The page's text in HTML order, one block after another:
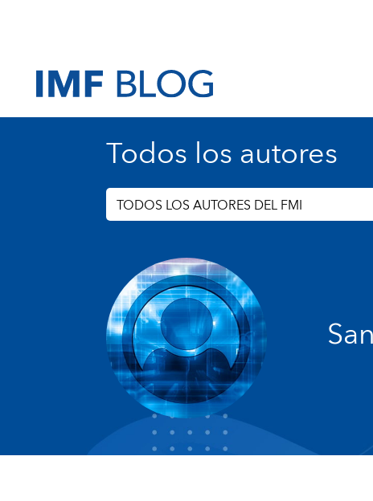
Todos los autores
TODOS LOS AUTORES DEL FMI